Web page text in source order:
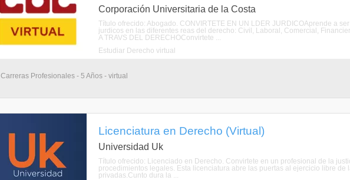
Corporación Universitaria de la Costa
Título ofrecido: Abogado. CONVIRTETE EN UN LDER JURDICOAprende a
jurdicos en las diferentes reas del derecho: Civil, Laboral, Comercial,
A TRAVS DEL DERECHOConvirtete ...
Estudiar Derecho virtual
Carreras Profesionales - 5 Años - virtual
Licenciatura en Derecho (Virtual)
Universidad Uk
Título ofrecido: Licenciado en Derecho. Convirtete en un profesional de la
procedimientos legales. Esta licenciatura abre las puertas al ejercicio libre
privadas.Cunto dura la ...